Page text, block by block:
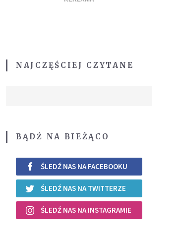
NAJCZĘŚCIEJ CZYTANE
BĄDŹ NA BIEŻĄCO
ŚLEDŹ NAS NA FACEBOOKU
ŚLEDŹ NAS NA TWITTERZE
ŚLEDŹ NAS NA INSTAGRAMIE